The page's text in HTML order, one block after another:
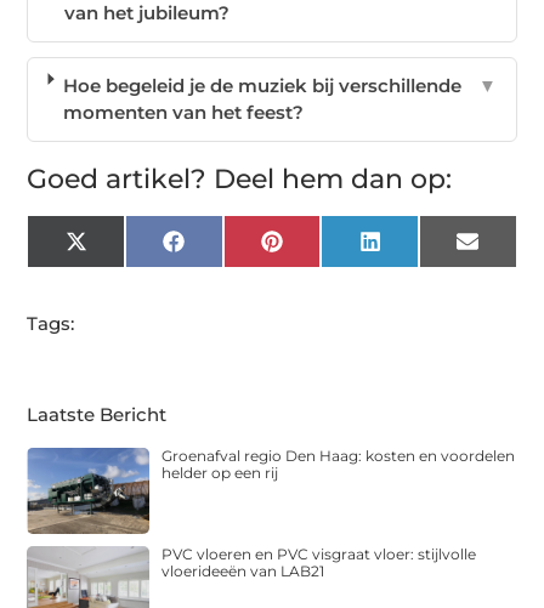
van het jubileum?
Hoe begeleid je de muziek bij verschillende
momenten van het feest?
▼
Goed artikel? Deel hem dan op:
X
(Twitter)
FacebookPinterest LinkedIn Email
Tags:
Laatste Bericht
Groenafval regio Den Haag: kosten en voordelen
helder op een rij
PVC vloeren en PVC visgraat vloer: stijlvolle
vloerideeën van LAB21